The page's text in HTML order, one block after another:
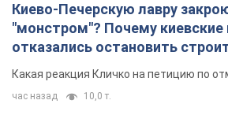
Киево-Печерскую лавру
"монстром"? Почему киевские
отказались остановить
небоскреба "московского
Какая реакция Кличко на петицию по
час назад 10,0 т.